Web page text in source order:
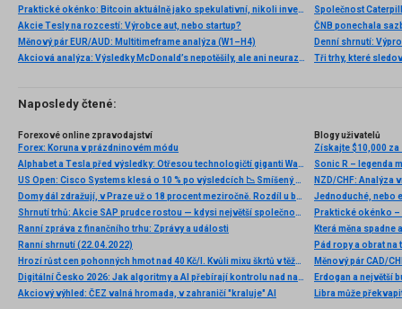
Praktické okénko: Bitcoin aktuálně jako spekulativní, nikoli investiční aktivum
Akcie Tesly na rozcestí: Výrobce aut, nebo startup?
Měnový pár EUR/AUD: Multitimeframe analýza (W1–H4)
Akciová analýza: Výsledky McDonald’s nepotěšily, ale ani neurazily. Jakou vizi společnost prezentovala?
Denní shrnutí:
Tři trhy, které
Naposledy čtené:
Forexové online zpravodajství
Forex: Koruna v prázdninovém módu
Alphabet a Tesla před výsledky: Otřesou technologičtí giganti Wall Streetem?
US Open: Cisco Systems klesá o 10 % po výsledcích 📉 Smíšený sentiment na Wall Street
Domy dál zdražují, v Praze už o 18 procent meziročně. Rozdíl u běžného domu dělá až 2,6 milionu
Shrnutí trhů: Akcie SAP prudce rostou — kdysi největší společnost Evropy 💥
Ranní zpráva z finančního trhu: Zprávy a události
Ranní shrnutí (22.04.2022)
Hrozí růst cen pohonných hmot nad 40 Kč/l. Kvůli mixu škrtů v těžbě, slábnoucí koruny a útoků ukrajinských dronů a jemenských povstalců
Digitální Česko 2026: Jak algoritmy a AI přebírají kontrolu nad naším časem
Akciový výhled: ČEZ valná hromada, v zahraničí "kraluje" AI
Blogy uživatelů
Získajte $10,000 za
NZD/CHF: Analýza
Jednoduché, nebo
Praktické okénko –
Která měna spadne
Pád ropy a obrat
Měnový pár CAD/
Erdogan a největší
Libra může